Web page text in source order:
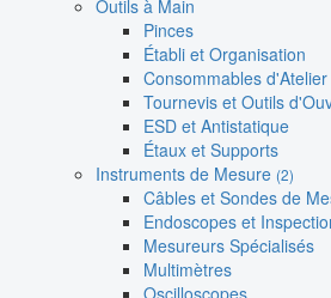
Outils à Main
Pinces
Établi et Organisation
Consommables d'Atelier
Tournevis et Outils
ESD et Antistatique
Étaux et Supports
Instruments de Mesure (2)
Câbles et Sondes de
Endoscopes et
Mesureurs Spécialisés
Multimètres
Oscilloscopes